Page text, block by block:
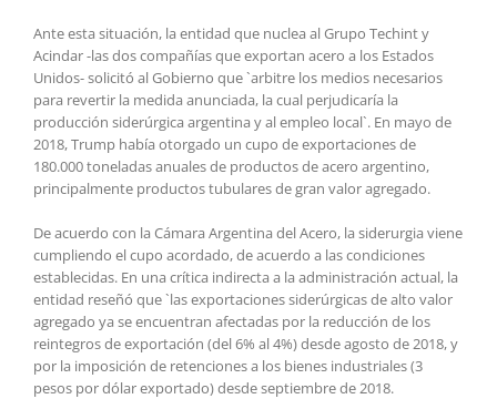
Ante esta situación, la entidad que nuclea al Grupo Techint y
Acindar -las dos compañías que exportan acero a los Estados
Unidos- solicitó al Gobierno que `arbitre los medios necesarios
para revertir la medida anunciada, la cual perjudicaría la
producción siderúrgica argentina y al empleo local`. En mayo de
2018, Trump había otorgado un cupo de exportaciones de
180.000 toneladas anuales de productos de acero argentino,
principalmente productos tubulares de gran valor agregado.
De acuerdo con la Cámara Argentina del Acero, la siderurgia viene
cumpliendo el cupo acordado, de acuerdo a las condiciones
establecidas. En una crítica indirecta a la administración actual, la
entidad reseñó que `las exportaciones siderúrgicas de alto valor
agregado ya se encuentran afectadas por la reducción de los
reintegros de exportación (del 6% al 4%) desde agosto de 2018, y
por la imposición de retenciones a los bienes industriales (3
pesos por dólar exportado) desde septiembre de 2018.